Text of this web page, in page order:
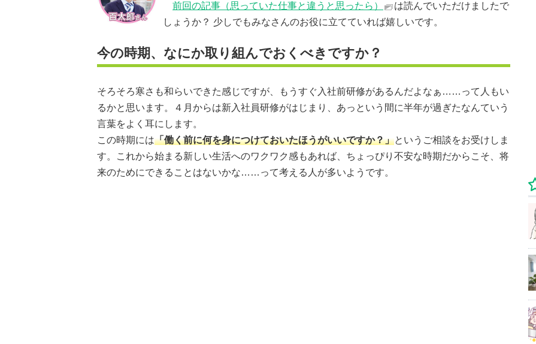
前回の記事（思っていた仕事と違うと思ったら）
は読んでいただけましたで
しょうか？ 少しでもみなさんのお役に立てていれば嬉しいです。
今の時期、なにか取り組んでおくべきですか？
そろそろ寒さも和らいできた感じですが、もうすぐ入社前研修があるんだよなぁ……って人もい
るかと思います。４月からは新入社員研修がはじまり、あっという間に半年が過ぎたなんていう
言葉をよく耳にします。
この時期には「働く前に何を身につけておいたほうがいいですか？」というご相談をお受けしま
す。これから始まる新しい生活へのワクワク感もあれば、ちょっぴり不安な時期だからこそ、将
来のためにできることはないかな……って考える人が多いようです。